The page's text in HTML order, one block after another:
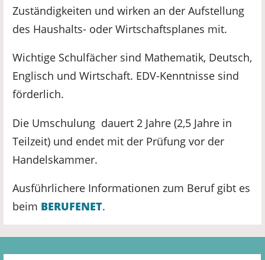
Zuständigkeiten und wirken an der Aufstellung
des Haushalts- oder Wirtschaftsplanes mit.
Wichtige Schulfächer sind Mathematik, Deutsch,
Englisch und Wirtschaft. EDV-Kenntnisse sind
förderlich.
Die Umschulung dauert 2 Jahre (2,5 Jahre in
Teilzeit) und endet mit der Prüfung vor der
Handelskammer.
Ausführlichere Informationen zum Beruf gibt es
beim BERUFENET.